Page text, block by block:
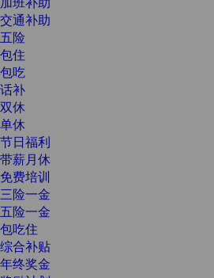
交通补助
五险
包住
包吃
话补
双休
单休
节日福利
带薪月休
免费培训
三险一金
五险一金
包吃住
综合补贴
年终奖金